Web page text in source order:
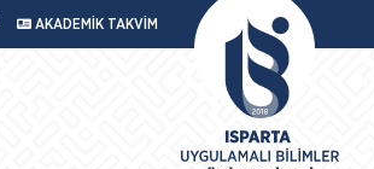
AKADEMİK TAKVİM